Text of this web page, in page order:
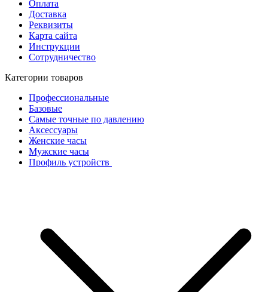
Оплата
Доставка
Реквизиты
Карта сайта
Инструкции
Сотрудничество
Категории товаров
Профессиональные
Базовые
Самые точные по давлению
Аксессуары
Женские часы
Мужские часы
Профиль устройств